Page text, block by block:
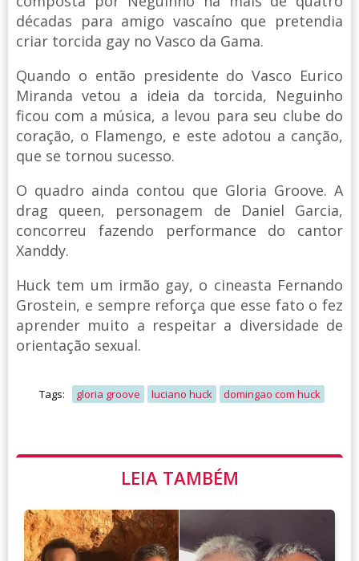
décadas para amigo vascaíno que pretendia
criar torcida gay no Vasco da Gama.
Quando o então presidente do Vasco Eurico
Miranda vetou a ideia da torcida, Neguinho
ficou com a música, a levou para seu clube do
coração, o Flamengo, e este adotou a canção,
que se tornou sucesso.
O quadro ainda contou que Gloria Groove. A
drag queen, personagem de Daniel Garcia,
concorreu fazendo performance do cantor
Xanddy.
Huck tem um irmão gay, o cineasta Fernando
Grostein, e sempre reforça que esse fato o fez
aprender muito a respeitar a diversidade de
orientação sexual.
Tags: gloria groove luciano huck domingao com huck
LEIA TAMBÉM